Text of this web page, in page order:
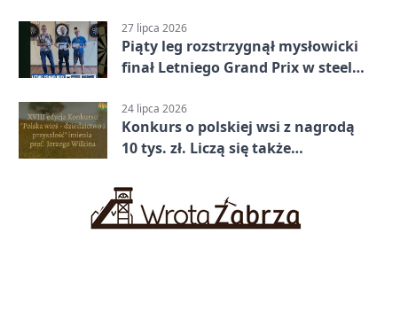
27 lipca 2026
Piąty leg rozstrzygnął mysłowicki
finał Letniego Grand Prix w steel
24 lipca 2026
Konkurs o polskiej wsi z nagrodą
10 tys. zł. Liczą się także